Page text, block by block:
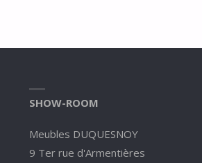
SHOW-ROOM
Meubles DUQUESNOY
9 Ter rue d'Armentières